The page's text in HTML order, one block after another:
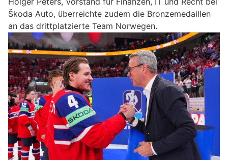
Škoda Auto, überreichte zudem die Bronzemedaillen
an das drittplatzierte Team Norwegen.